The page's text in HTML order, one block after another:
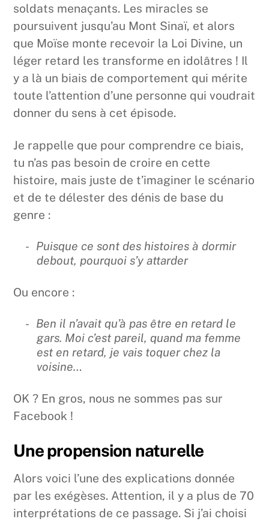
soldats menaçants. Les miracles se
poursuivent jusqu’au Mont Sinaï, et alors
que Moïse monte recevoir la Loi Divine, un
léger retard les transforme en idolâtres ! Il
y a là un biais de comportement qui mérite
toute l’attention d’une personne qui voudrait
donner du sens à cet épisode.
Je rappelle que pour comprendre ce biais,
tu n’as pas besoin de croire en cette
histoire, mais juste de t’imaginer le scénario
et de te délester des dénis de base du
genre :
Puisque ce sont des histoires à dormir
debout, pourquoi s’y attarder
Ou encore :
Ben il n’avait qu’à pas être en retard le
gars. Moi c’est pareil, quand ma femme
est en retard, je vais toquer chez la
voisine…
OK ? En gros, nous ne sommes pas sur
Facebook !
Une propension naturelle
Alors voici l’une des explications donnée
par les exégèses. Attention, il y a plus de 70
interprétations de ce passage. Si j’ai choisi